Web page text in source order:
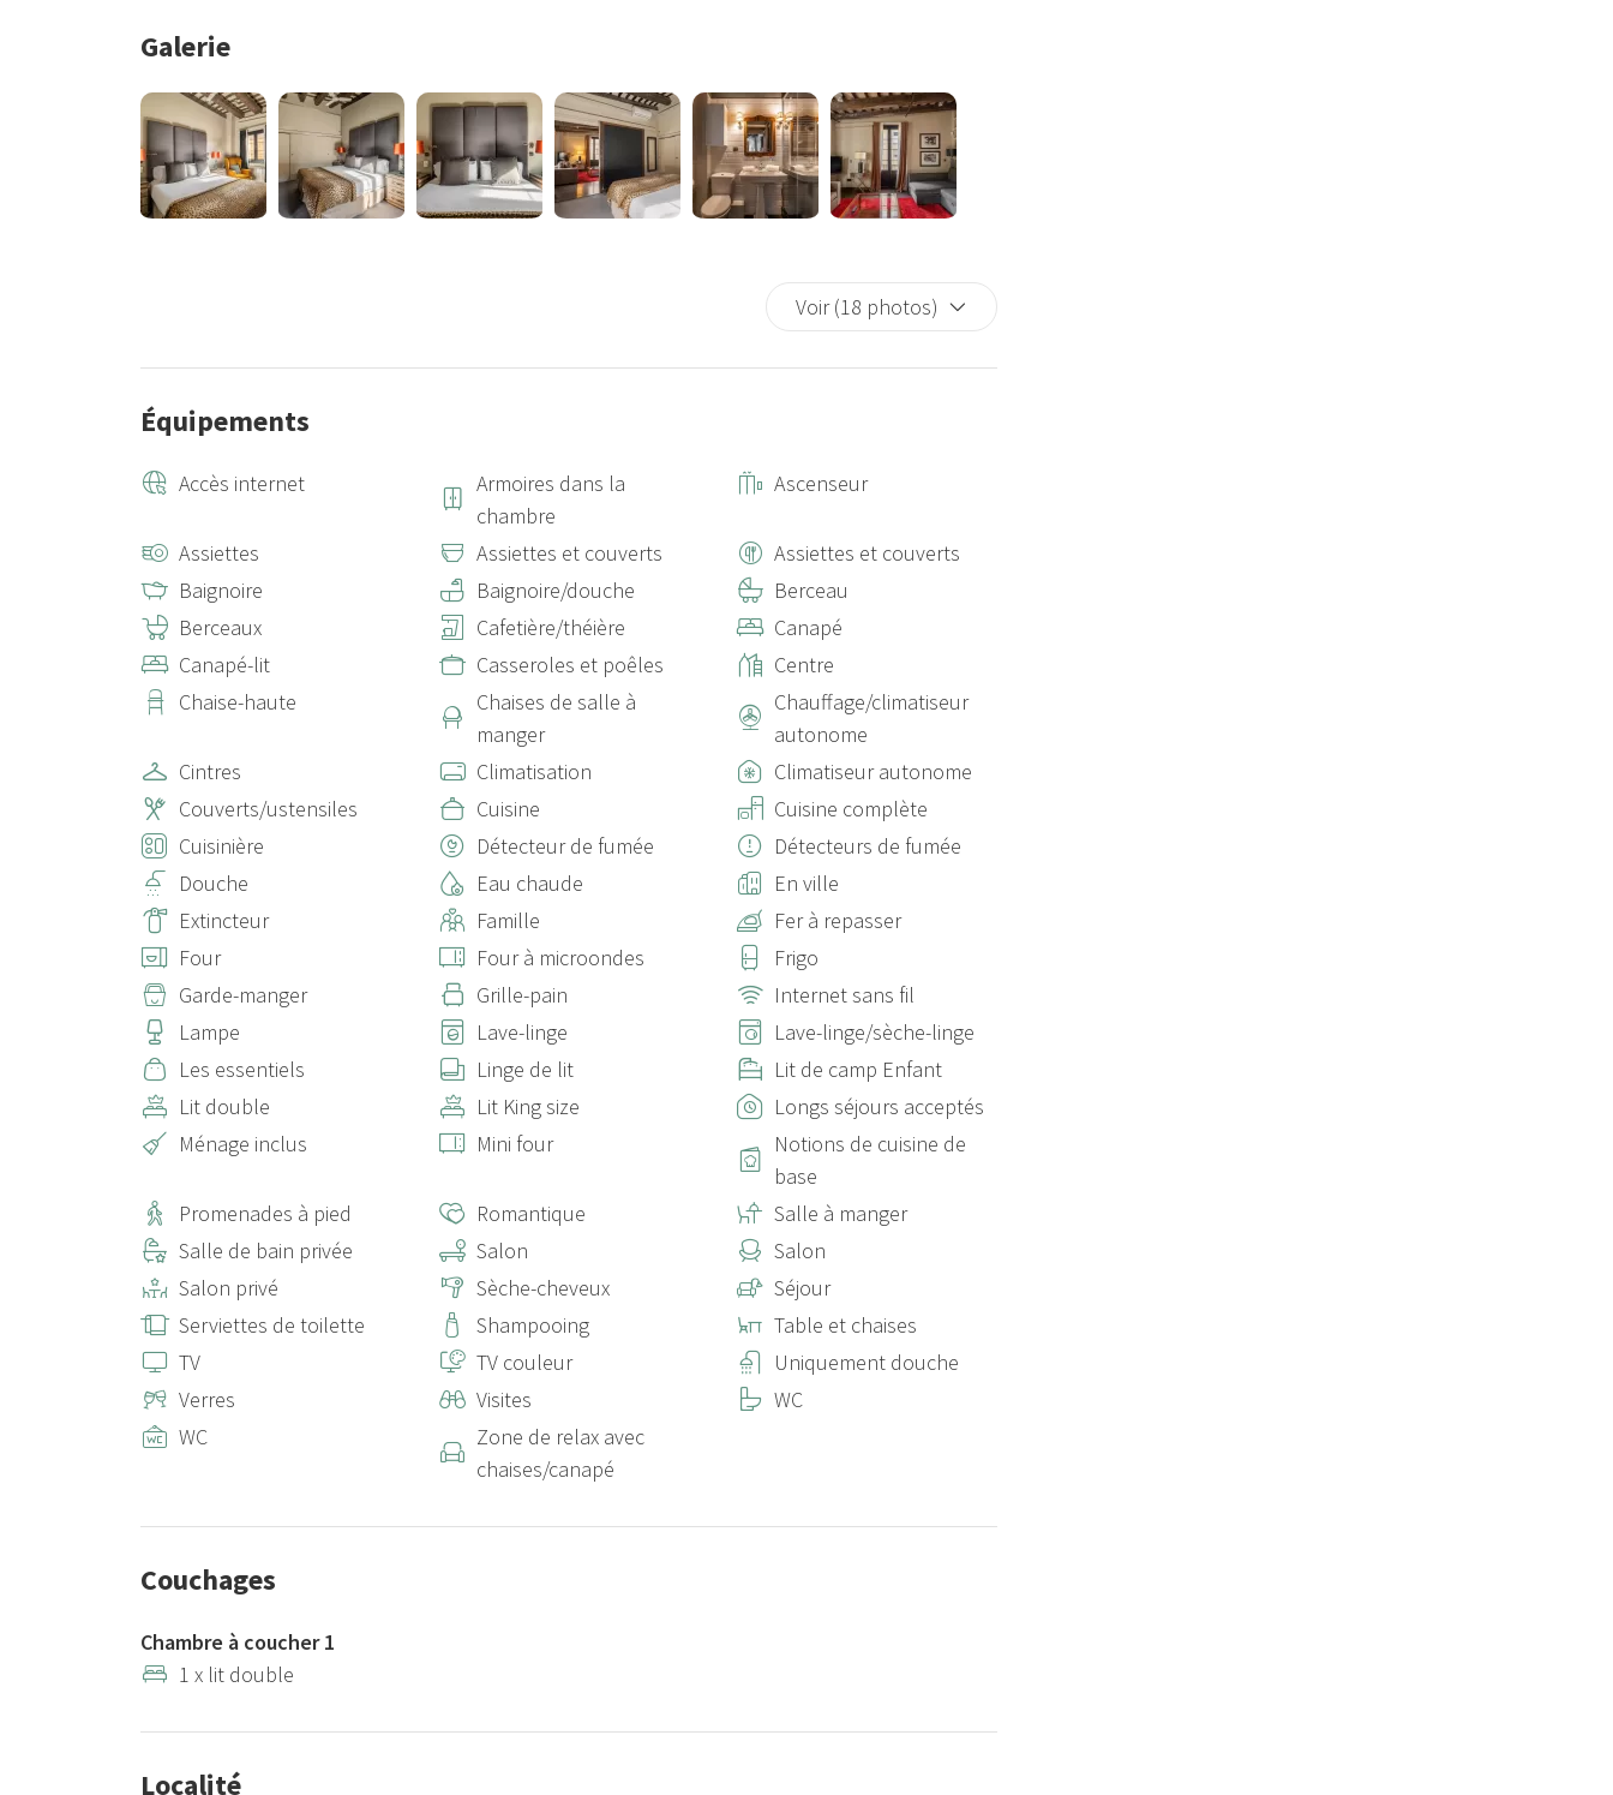
Galerie
Voir (18 photos)
Équipements
Accès internet
Armoires dans la
chambre
Ascenseur
Assiettes Assiettes et couverts
Assiettes et couverts
Baignoire
Baignoire/douche
Berceau
Berceaux
Cafetière/théière
Canapé
Canapé-lit
Casseroles et poêles
Centre
Chaise-haute
Chaises de salle à
manger
Chauffage/climatiseur
autonome
Cintres
Climatisation
Climatiseur autonome
Couverts/ustensiles
Cuisine
Cuisine complète
Cuisinière
Détecteur de fumée
Détecteurs de fumée
Douche
Eau chaude
En ville
Extincteur
Famille
Fer à repasser
Four
Four à microondes
Frigo
Garde-manger
Grille-pain
Internet sans fil
Lampe
Lave-linge
Lave-linge/sèche-linge
Les essentiels
Linge de lit
Lit de camp Enfant
Lit double
Lit King size
Longs séjours acceptés
Ménage inclus
Mini four
Notions de cuisine de
base
Promenades à pied
Romantique
Salle à manger
Salle de bain privée
Salon
Salon
Salon privé
Sèche-cheveux
Séjour
Serviettes de toilette
Shampooing
Table et chaises
TV
TV couleur
Uniquement douche
Verres
Visites
WC
WC
Zone de relax avec
chaises/canapé
Couchages
Chambre à coucher 1
1 x lit double
Localité